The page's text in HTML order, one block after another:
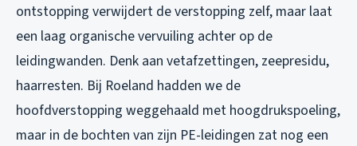
ontstopping verwijdert de verstopping zelf, maar laat
een laag organische vervuiling achter op de
leidingwanden. Denk aan vetafzettingen, zeepresidu,
haarresten. Bij Roeland hadden we de
hoofdverstopping weggehaald met hoogdrukspoeling,
maar in de bochten van zijn PE-leidingen zat nog een